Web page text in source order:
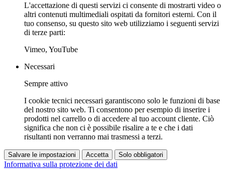
L'accettazione di questi servizi ci consente di mostrarti video o
altri contenuti multimediali ospitati da fornitori esterni. Con il
tuo consenso, su questo sito web utilizziamo i seguenti servizi
di terze parti:
Vimeo, YouTube
Necessari
Sempre attivo
I cookie tecnici necessari garantiscono solo le funzioni di base
del nostro sito web. Ti consentono per esempio di inserire i
prodotti nel carrello o di accedere al tuo account cliente. Ciò
significa che non ci è possibile risalire a te e che i dati
risultanti non verranno mai trasmessi a terzi.
Salvare le impostazioni Accetta Solo obbligatori
Informativa sulla protezione dei dati